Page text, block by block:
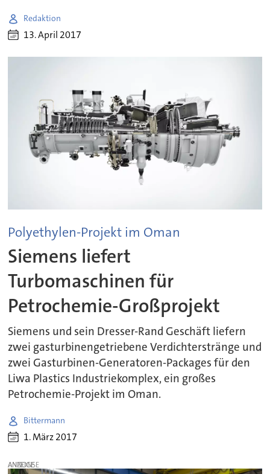
Redaktion
13. April 2017
Polyethylen-Projekt im Oman
Siemens liefert
Turbomaschinen für
Petrochemie-Großprojekt
Siemens und sein Dresser-Rand Geschäft liefern
zwei gasturbinengetriebene Verdichterstränge und
zwei Gasturbinen-Generatoren-Packages für den
Liwa Plastics Industriekomplex, ein großes
Petrochemie-Projekt im Oman.
Bittermann
1. März 2017
ANZEIGE